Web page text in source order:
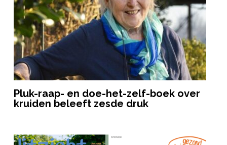
Pluk-raap- en doe-het-zelf-boek over
kruiden beleeft zesde druk